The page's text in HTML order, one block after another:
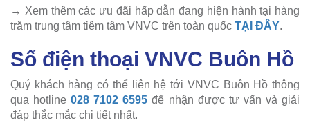
→ Xem thêm các ưu đãi hấp dẫn đang hiện hành tại hàng
trăm trung tâm tiêm tâm VNVC trên toàn quốc TẠI ĐÂY.
Số điện thoại VNVC Buôn Hồ
Quý khách hàng có thể liên hệ tới VNVC Buôn Hồ thông
qua hotline028 7102 6595 để nhận được tư vấn và giải
đáp thắc mắc chi tiết nhất.